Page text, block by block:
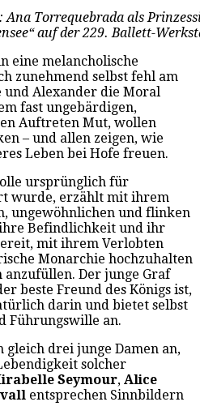
Torrequebrada als
auf der 229. Ballett-
eine melancholische
zunehmend selbst fehl am
Alexander die Moral
fast ungebärdigen,
Auftreten Mut, wollen
– und allen zeigen, wie
Leben bei Hofe freuen.
ursprünglich für
wurde, erzählt mit ihrem
ungewöhnlichen und flinken
Befindlichkeit und ihr
mit ihrem Verlobten
Monarchie hochzuhalten
Der junge Graf
beste Freund des Königs ist,
darin und bietet selbst
Führungswille an.
gleich drei junge Damen an,
solcher
Seymour, Alice
entsprechen Sinnbildern